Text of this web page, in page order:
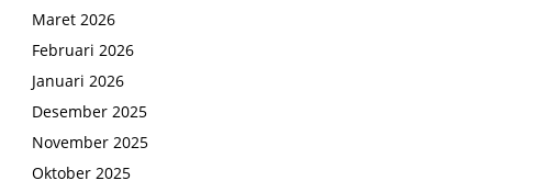
Maret 2026
Februari 2026
Januari 2026
Desember 2025
November 2025
Oktober 2025